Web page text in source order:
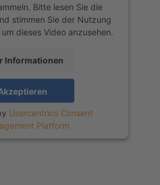
Bitte lesen Sie die
stimmen Sie der Nutzung
dieses Video anzusehen.
Informationen
Usercentrics Consent
Platform